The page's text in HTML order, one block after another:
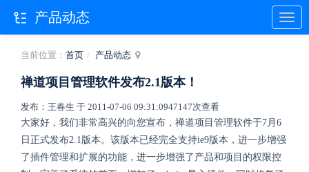
当前位置： 首页 产品动态
禅道项目管理软件发布2.1版本！
发布：王春生 于 2011-07-06 09:31:0947147次查看
大家好，我们非常高兴的向您宣布，禅道项目管理软件于7月6
日正式发布2.1版本。该版本已经完全支持ie9版本，进一步增强
了插件管理和扩展的功能，进一步增强了产品和项目的权限控
产品动态